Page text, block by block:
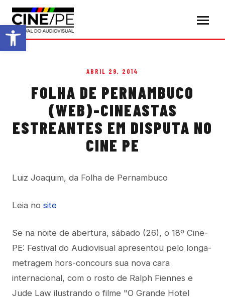
Abrir a barra de ferramentas
ABRIL 29, 2014
FOLHA DE PERNAMBUCO
(WEB)-CINEASTAS
ESTREANTES EM DISPUTA NO
CINE PE
Luiz Joaquim, da Folha de Pernambuco
Leia no site
Se na noite de abertura, sábado (26), o 18º Cine-
PE: Festival do Audiovisual apresentou pelo longa-
metragem hors-concours sua nova cara
internacional, com o rosto de Ralph Fiennes e
Jude Law ilustrando o filme "O Grande Hotel